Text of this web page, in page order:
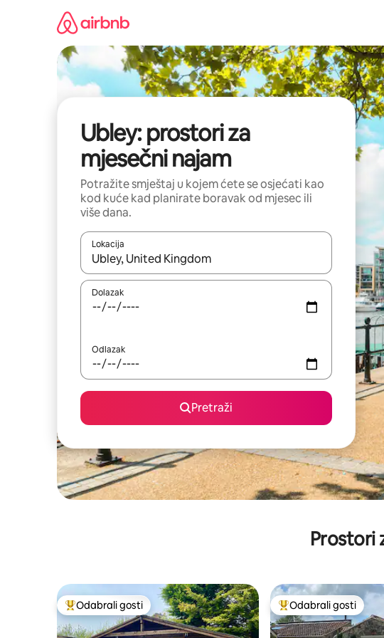
Ubley: prostori za
mjesečni najam
Potražite smještaj u kojem ćete se osjećati kao
kod kuće kad planirate boravak od mjesec ili
više dana.
Lokacija
Kada budu dostupni rezultati, moći ćete ih pregledati koristeći
Dolazak
Odlazak
Pretraži
Prostori
Među najviše rangiranima s oznakom „Odabrali gosti”
Odabrali gosti Među najviše
Odabrali gosti